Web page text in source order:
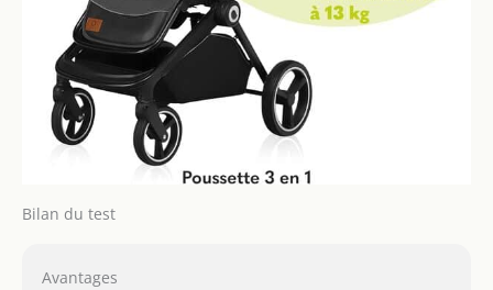
Bilan du test
Avantages